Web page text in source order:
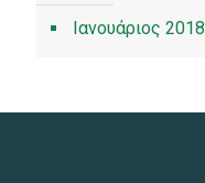
Ιανουάριος 2018